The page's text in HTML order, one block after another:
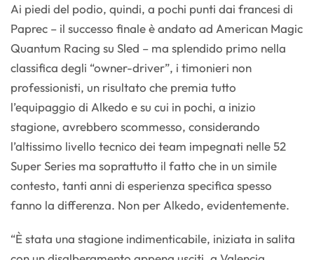
Ai piedi del podio, quindi, a pochi punti dai francesi di
Paprec – il successo finale è andato ad American Magic
Quantum Racing su Sled – ma splendido primo nella
classifica degli “owner-driver”, i timonieri non
professionisti, un risultato che premia tutto
l’equipaggio di Alkedo e su cui in pochi, a inizio
stagione, avrebbero scommesso, considerando
l’altissimo livello tecnico dei team impegnati nelle 52
Super Series ma soprattutto il fatto che in un simile
contesto, tanti anni di esperienza specifica spesso
fanno la differenza. Non per Alkedo, evidentemente.
“È stata una stagione indimenticabile, iniziata in salita